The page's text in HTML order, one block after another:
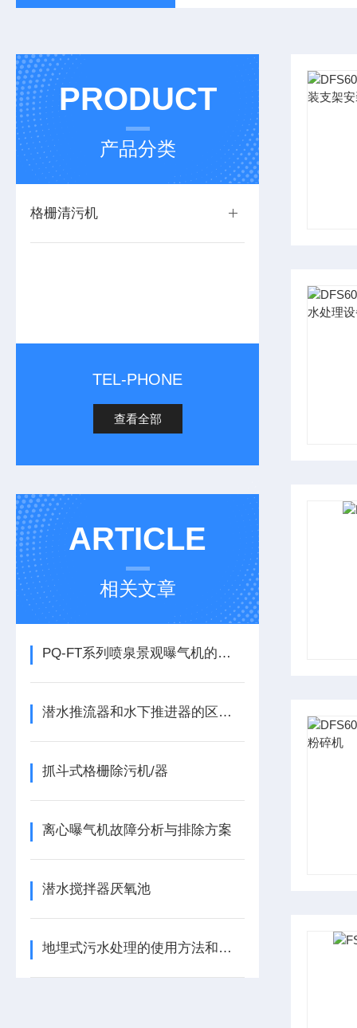
PRODUCT
产品分类
格栅清污机
TEL-PHONE
查看全部
ARTICLE
相关文章
PQ-FT系列喷泉景观曝气机的实用性
潜水推流器和水下推进器的区别与价值
抓斗式格栅除污机/器
离心曝气机故障分析与排除方案
潜水搅拌器厌氧池
地埋式污水处理的使用方法和使用范围